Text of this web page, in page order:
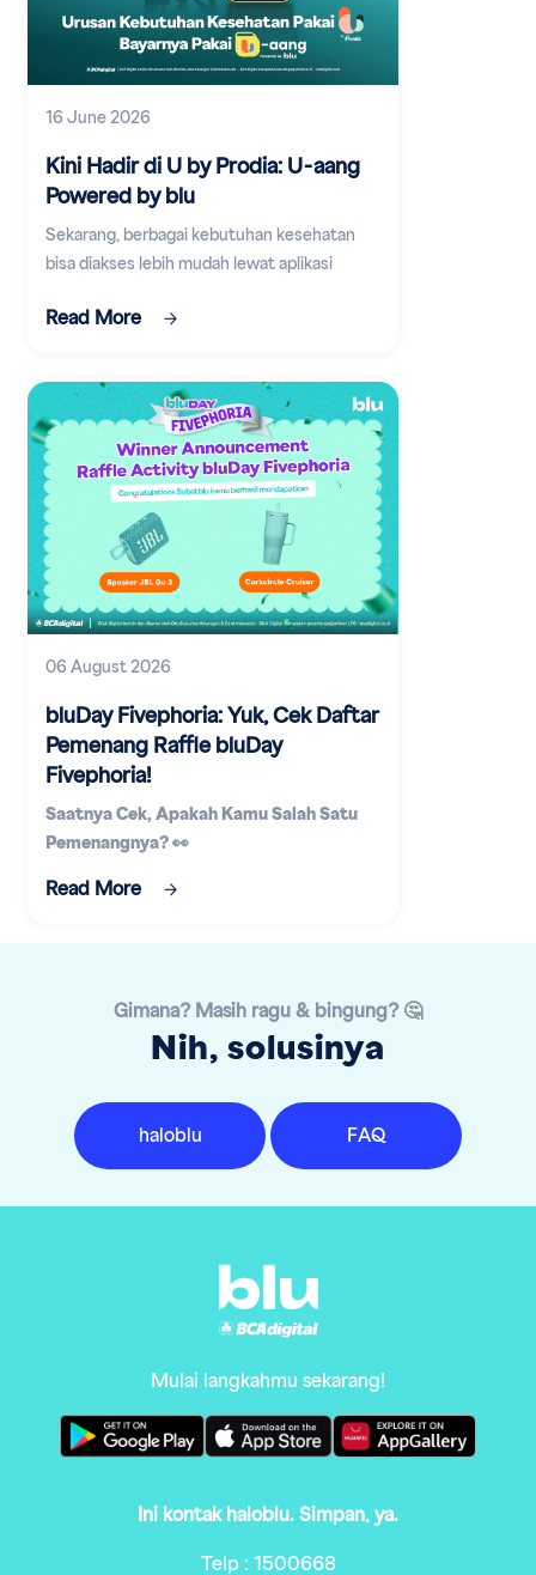
16 June 2026
Kini Hadir di U by Prodia: U-aang
Powered by blu
Sekarang, berbagai kebutuhan kesehatan
bisa diakses lebih mudah lewat aplikasi
Read More
06 August 2026
bluDay Fivephoria: Yuk, Cek Daftar
Pemenang Raffle bluDay
Fivephoria!
Saatnya Cek, Apakah Kamu Salah Satu
Pemenangnya? 👀
Read More
Gimana? Masih ragu & bingung? 🤔
Nih, solusinya
haloblu FAQ
Mulai langkahmu sekarang!
Ini kontak haloblu. Simpan, ya.
Telp : 1500668